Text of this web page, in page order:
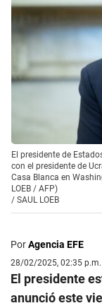
El presidente de
con el presidente de
Casa Blanca en
LOEB / AFP)
/ SAUL LOEB
PorAgencia EFE
28/02/2025, 02:35 p.m.
El presidente
anunció este